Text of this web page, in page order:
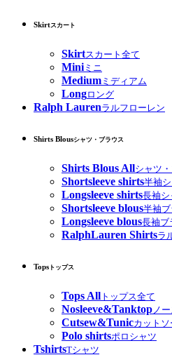
Skirtスカート
Skirtスカート全て
Miniミニ
Medium ミディアム
Longロング
Ralph Laurenラルフローレン
Shirts Blousシャツ・ブラウス
Shirts Blous Allシャツ
Shortsleeve shirts半袖
Longsleeve shirts長袖シ
Shortsleeve blous半袖
Longsleeve blous長袖ブ
RalphLauren Shirtsラ
Tops トップス
Tops All トップス全て
Nosleeve&Tanktopノ
Cutsew&Tunicカット
Polo shirtsポロシャツ
TshirtsTシャツ